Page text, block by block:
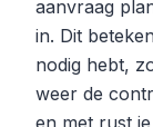
aanvraag
in. Dit
nodig hebt,
weer de
en met rust